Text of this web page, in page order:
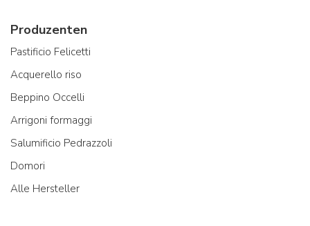
Produzenten
Pastificio Felicetti
Acquerello riso
Beppino Occelli
Arrigoni formaggi
Salumificio Pedrazzoli
Domori
Alle Hersteller